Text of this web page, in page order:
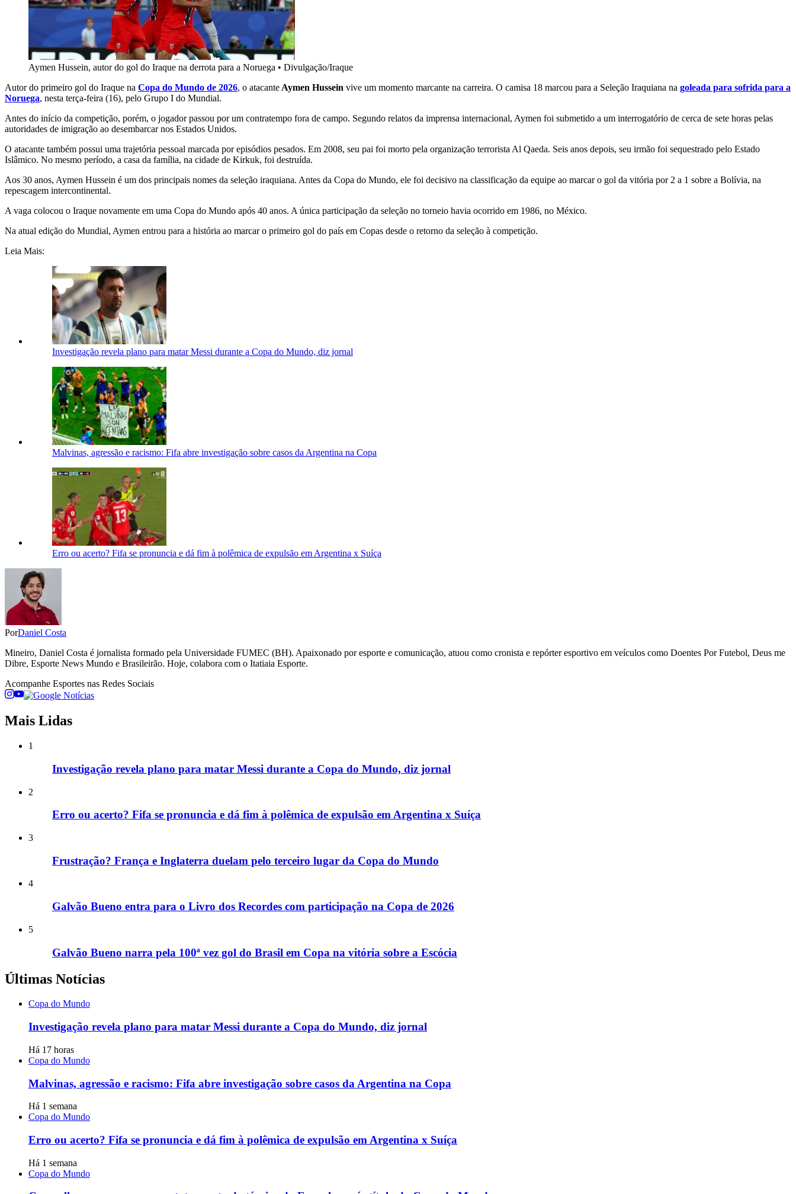
Aymen Hussein, autor do gol do Iraque na derrota para a Noruega • Divulgação/Iraque
Autor do primeiro gol do Iraque na Copa do Mundo de 2026, o atacante Aymen Hussein vive um momento marcante na carreira. O camisa 18 marcou para a Seleção Iraquiana na goleada para sofrida para a
Noruega, nesta terça-feira (16), pelo Grupo I do Mundial.
Antes do início da competição, porém, o jogador passou por um contratempo fora de campo. Segundo relatos da imprensa internacional, Aymen foi submetido a um interrogatório de cerca de sete horas pelas
autoridades de imigração ao desembarcar nos Estados Unidos.
O atacante também possui uma trajetória pessoal marcada por episódios pesados. Em 2008, seu pai foi morto pela organização terrorista Al Qaeda. Seis anos depois, seu irmão foi sequestrado pelo Estado
Islâmico. No mesmo período, a casa da família, na cidade de Kirkuk, foi destruída.
Aos 30 anos, Aymen Hussein é um dos principais nomes da seleção iraquiana. Antes da Copa do Mundo, ele foi decisivo na classificação da equipe ao marcar o gol da vitória por 2 a 1 sobre a Bolívia, na
repescagem intercontinental.
A vaga colocou o Iraque novamente em uma Copa do Mundo após 40 anos. A única participação da seleção no torneio havia ocorrido em 1986, no México.
Na atual edição do Mundial, Aymen entrou para a história ao marcar o primeiro gol do país em Copas desde o retorno da seleção à competição.
Leia Mais:
Investigação revela plano para matar Messi durante a Copa do Mundo, diz jornal
Malvinas, agressão e racismo: Fifa abre investigação sobre casos da Argentina na Copa
Erro ou acerto? Fifa se pronuncia e dá fim à polêmica de expulsão em Argentina x Suíça
PorDaniel Costa
Mineiro, Daniel Costa é jornalista formado pela Universidade FUMEC (BH). Apaixonado por esporte e comunicação, atuou como cronista e repórter esportivo em veículos como Doentes Por Futebol, Deus me
Dibre, Esporte News Mundo e Brasileirão. Hoje, colabora com o Itatiaia Esporte.
Acompanhe Esportes nas Redes Sociais
Mais Lidas
1
Investigação revela plano para matar Messi durante a Copa do Mundo, diz jornal
2
Erro ou acerto? Fifa se pronuncia e dá fim à polêmica de expulsão em Argentina x Suíça
3
Frustração? França e Inglaterra duelam pelo terceiro lugar da Copa do Mundo
4
Galvão Bueno entra para o Livro dos Recordes com participação na Copa de 2026
5
Galvão Bueno narra pela 100ª vez gol do Brasil em Copa na vitória sobre a Escócia
Últimas Notícias
Copa do Mundo
Investigação revela plano para matar Messi durante a Copa do Mundo, diz jornal
Há 17 horas
Copa do Mundo
Malvinas, agressão e racismo: Fifa abre investigação sobre casos da Argentina na Copa
Há 1 semana
Copa do Mundo
Erro ou acerto? Fifa se pronuncia e dá fim à polêmica de expulsão em Argentina x Suíça
Há 1 semana
Copa do Mundo